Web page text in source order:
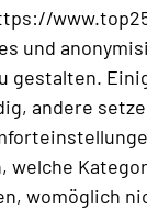
und
gestalten.
andere
welche
womöglich
Veranstaltung,
Ihnen